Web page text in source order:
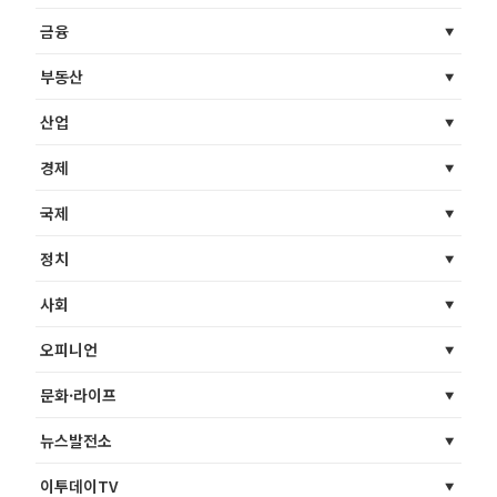
금융
부동산
산업
경제
국제
정치
사회
오피니언
문화·라이프
뉴스발전소
이투데이TV